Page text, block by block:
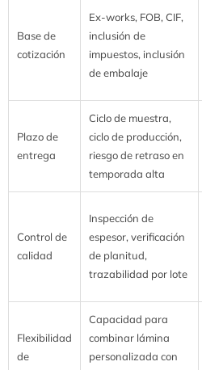
Base de
cotización
Ex-works, FOB, CIF,
inclusión de
impuestos, inclusión
de embalaje
Plazo de
entrega
Ciclo de muestra,
ciclo de producción,
riesgo de retraso en
temporada alta
Control de
calidad
Inspección de
espesor, verificación
de planitud,
trazabilidad por lote
Flexibilidad
de
Capacidad para
combinar lámina
personalizada con